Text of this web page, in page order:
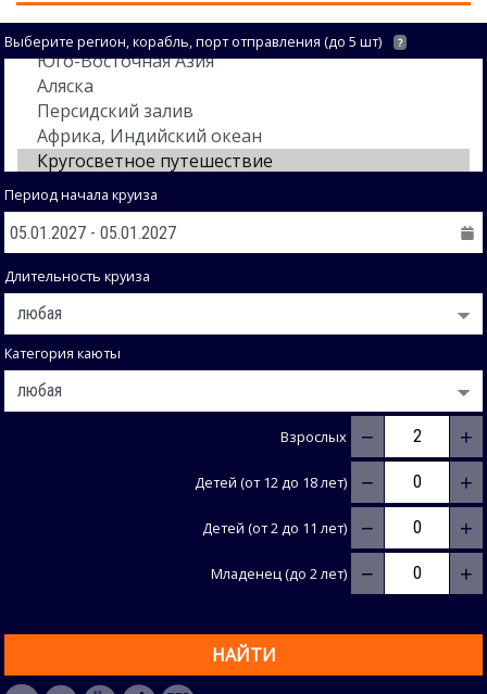
Выберите регион, корабль, порт отправления (до 5 шт) ?
Период начала круиза
Длительность круиза
Категория каюты
Взрослых − +
Детей (от 12 до 18 лет) − +
Детей (от 2 до 11 лет) − +
Младенец (до 2 лет) − +
НАЙТИ